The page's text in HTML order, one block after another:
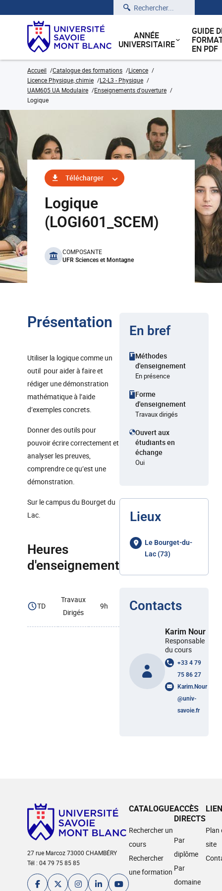
Rechercher
ANNÉE
UNIVERSITAIRE
GUIDE
EN PDF
Accueil Catalogue des formations
Licence
Licence Physique, chimie
L2-L3 - Physique
UAM605 UA Modulaire
Enseignements d'ouverture
Logique
Télécharger
Logique
(LOGI601_SCEM)
benefits
COMPOSANTE
UFR Sciences et Montagne
Présentation
Utiliser la logique comme un
outil pour aider à faire et
rédiger une démonstration
mathématique à l’aide
d’exemples concrets.
Donner des outils pour
pouvoir écrire correctement et
analyser les preuves,
comprendre ce qu’est une
démonstration.
Sur le campus du Bourget du
Lac.
Heures
d'enseignement
TD
Travaux
Dirigés
9h
En bref
Méthodes
d'enseignement
En présence
Forme
d'enseignement
Travaux dirigés
Ouvert aux
étudiants en
échange
Oui
Lieux
Le Bourget-du-
Lac (73)
Contacts
Karim Nour
Responsable
du cours
+33 4 79
75 86 27
Karim.Nour
@univ-
savoie.fr
27 rue Marcoz 73000 CHAMBÉRY
Tél : 04 79 75 85 85
CATALOGUE
Rechercher un
cours
Rechercher
une formation
ACCÈS
DIRECTS
Par
diplôme
Par
domaine
Plan
site